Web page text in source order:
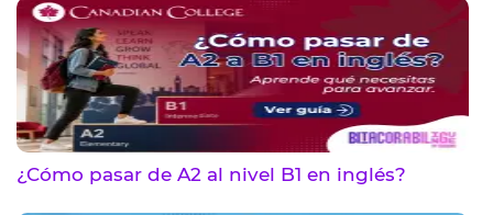
¿Cómo pasar de A2 al nivel B1 en inglés?